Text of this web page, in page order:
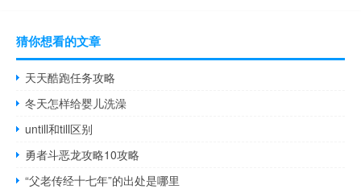
猜你想看的文章
天天酷跑任务攻略
冬天怎样给婴儿洗澡
untill和till区别
勇者斗恶龙攻略10攻略
“父老传经十七年”的出处是哪里